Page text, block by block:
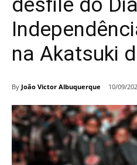
desfile do
na Akatsuki
By João Victor Albuquerque 10/09/